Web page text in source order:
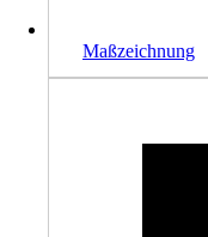
Maßzeichnung